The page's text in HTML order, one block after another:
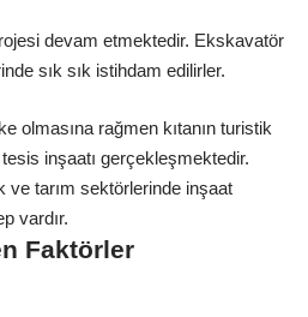
devam etmektedir. Ekskavatör
sık sık istihdam edilirler.
olmasına rağmen kıtanın turistik
inşaatı gerçekleşmektedir.
ve tarım sektörlerinde inşaat
vardır.
Faktörler